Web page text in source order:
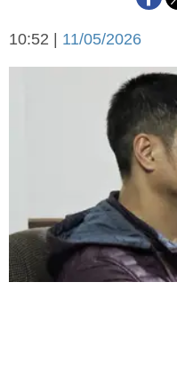
Sociedad y tiempo
El tiempo
Fúnebres
10:52 | 11/05/2026